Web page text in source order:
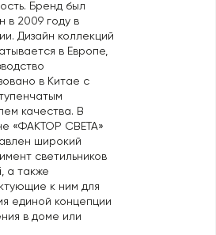
Бренд был
в 2009 году в
Дизайн коллекций
в Европе,
в Китае с
качества. В
«ФАКТОР СВЕТА»
широкий
светильников
а также
к ним для
единой концепции
в доме или